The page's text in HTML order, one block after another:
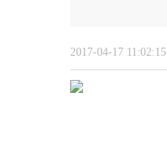
2017-04-17 11:02:15